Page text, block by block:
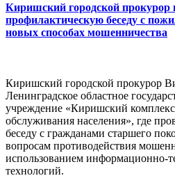
Киришский городской прокурор
профилактическую беседу с
новых способах мошенничества
Киришский городской прокурор
Ленинградское областное
учреждение «Киришский
обслуживания населения», где
беседу с гражданами старшего
вопросам противодействия
использованием информационно-
технологий.